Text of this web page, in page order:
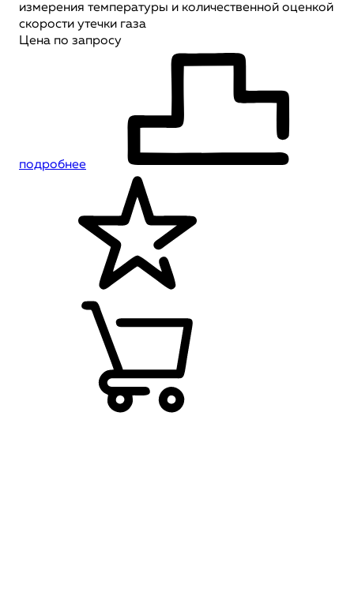
измерения температуры и количественной оценкой
скорости утечки газа
Цена по запросу
подробнее